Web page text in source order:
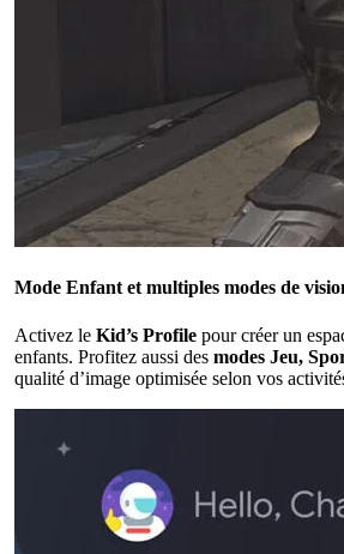
Mode Enfant et multiples modes de
Activez le Kid’s Profile pour créer un
enfants. Profitez aussi des modes Jeu,
qualité d’image optimisée selon vos